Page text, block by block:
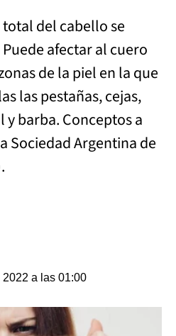
del cabello se
afectar al cuero
de la piel en la que
las pestañas, cejas,
barba. Conceptos a
Sociedad Argentina de
a las 01:00